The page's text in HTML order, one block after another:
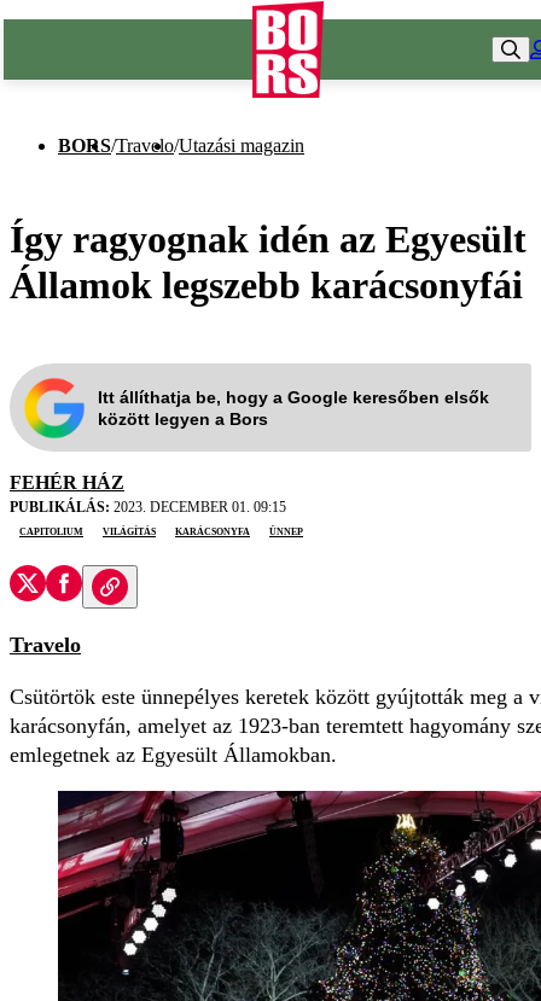
BORS/Travelo/Utazási magazin
Így ragyognak idén az Egyesült
Államok legszebb karácsonyfái
Itt állíthatja be, hogy a Google keresőben elsők
között legyen a Bors
FEHÉR HÁZ
PUBLIKÁLÁS: 2023. DECEMBER 01. 09:15
Capitolium
világítás karácsonyfa ünnep
Travelo
Csütörtök este ünnepélyes keretek között gyújtották meg a
karácsonyfán, amelyet az 1923-ban teremtett hagyomány
emlegetnek az Egyesült Államokban.